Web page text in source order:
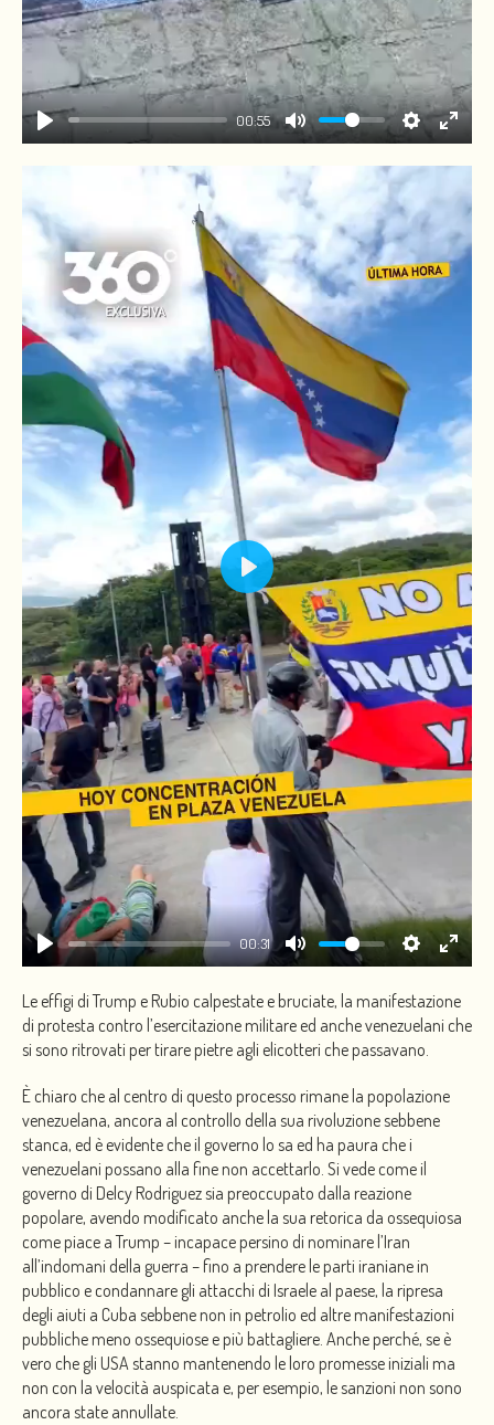
00:55
00:31
PLAY
Le effigi di Trump e Rubio calpestate e bruciate, la manifestazione
di protesta contro l’esercitazione militare ed anche venezuelani che
si sono ritrovati per tirare pietre agli elicotteri che passavano.
È chiaro che al centro di questo processo rimane la popolazione
venezuelana, ancora al controllo della sua rivoluzione sebbene
stanca, ed è evidente che il governo lo sa ed ha paura che i
venezuelani possano alla fine non accettarlo. Si vede come il
governo di Delcy Rodriguez sia preoccupato dalla reazione
popolare, avendo modificato anche la sua retorica da ossequiosa
come piace a Trump – incapace persino di nominare l’Iran
all’indomani della guerra – fino a prendere le parti iraniane in
pubblico e condannare gli attacchi di Israele al paese, la ripresa
degli aiuti a Cuba sebbene non in petrolio ed altre manifestazioni
pubbliche meno ossequiose e più battagliere. Anche perché, se è
vero che gli USA stanno mantenendo le loro promesse iniziali ma
non con la velocità auspicata e, per esempio, le sanzioni non sono
ancora state annullate.